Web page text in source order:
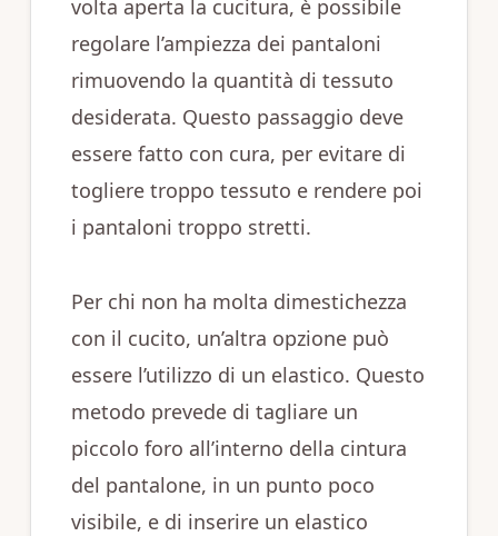
volta aperta la cucitura, è possibile
regolare l’ampiezza dei pantaloni
rimuovendo la quantità di tessuto
desiderata. Questo passaggio deve
essere fatto con cura, per evitare di
togliere troppo tessuto e rendere poi
i pantaloni troppo stretti.
Per chi non ha molta dimestichezza
con il cucito, un’altra opzione può
essere l’utilizzo di un elastico. Questo
metodo prevede di tagliare un
piccolo foro all’interno della cintura
del pantalone, in un punto poco
visibile, e di inserire un elastico